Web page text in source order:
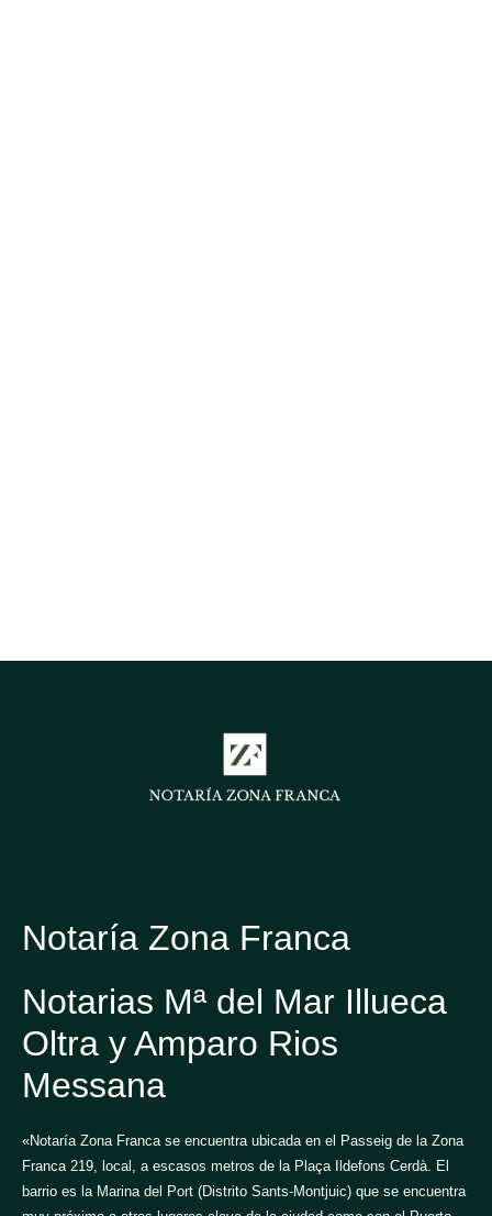
Notaría Zona Franca
Notarias Mª del Mar Illueca
Oltra y Amparo Rios
Messana
«Notaría Zona Franca se encuentra ubicada en el Passeig de la Zona
Franca 219, local, a escasos metros de la Plaça Ildefons Cerdà. El
barrio es la Marina del Port (Distrito Sants-Montjuic) que se encuentra